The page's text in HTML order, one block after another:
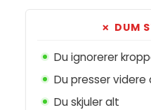
✗ DUM
Du ignorerer
Du presser videre
Du skjuler alt